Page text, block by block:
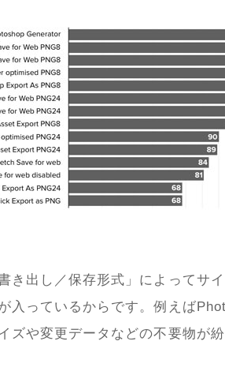
き出し／保存形式」によってサ
入っているからです。例えば
ズや変更データなどの不要物が